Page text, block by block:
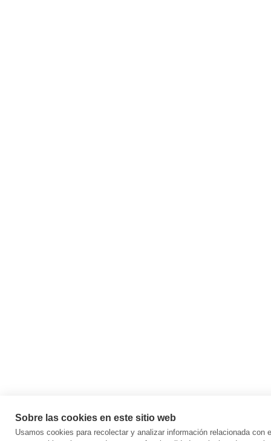
Sobre las cookies en este sitio web
Usamos cookies para recolectar y analizar información relacionada con